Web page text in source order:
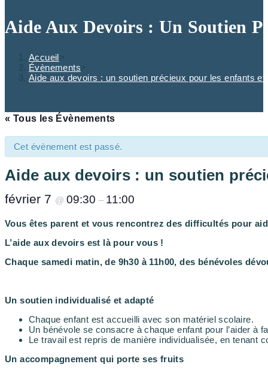
Aide Aux Devoirs : Un Soutien
Accueil>
Évènements>
Aide aux devoirs : un soutien précieux pour les enfants
« Tous les Évènements
Cet évènement est passé.
Aide aux devoirs : un soutien
février 7 @ 09:30 – 11:00
Vous êtes parent et vous rencontrez des difficultés pour
L’aide aux devoirs est là pour vous !
Chaque samedi matin, de 9h30 à 11h00, des bénévoles
Un soutien individualisé et adapté
Chaque enfant est accueilli avec son matériel scolaire.
Un bénévole se consacre à chaque enfant pour l’aider à
Le travail est repris de manière individualisée, en tenant
Un accompagnement qui porte ses fruits